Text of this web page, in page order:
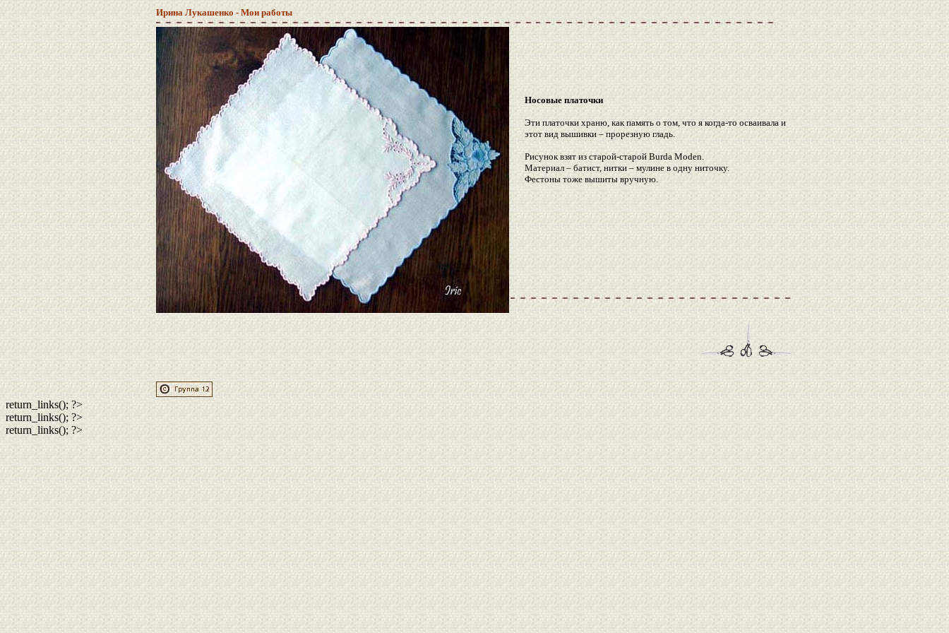
Ирина Лукашенко - Мои работы
Носовые платочки
Эти платочки храню, как память о том, что я когда-то осваивала и
этот вид вышивки – прорезную гладь.
Рисунок взят из старой-старой Burda Moden.
Материал – батист, нитки – мулине в одну ниточку.
Фестоны тоже вышиты вручную.
return_links(); ?>
return_links(); ?>
return_links(); ?>